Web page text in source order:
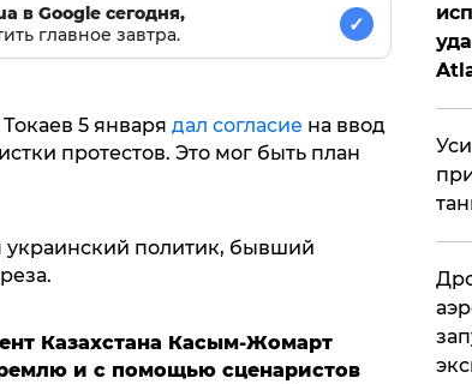
в Google сегодня,
главное завтра.
✓
5 января дал согласиена ввод
протестов. Это мог быть план
украинский политик, бывший
Казахстана Касым-Жомарт
и с помощью сценаристов